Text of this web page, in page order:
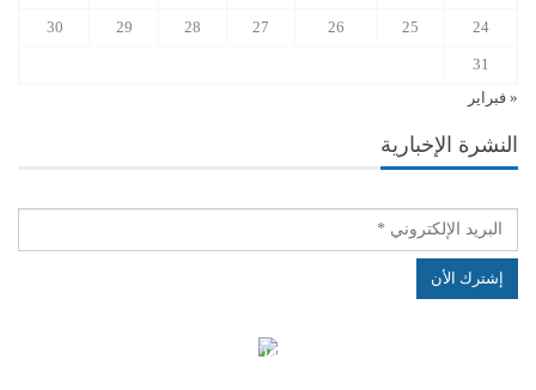
24
25
26
27
28
29
30
31
« فبراير
النشرة الإخبارية
الهياكل الخاضعة لقانون النفاذ إلى المعلومة